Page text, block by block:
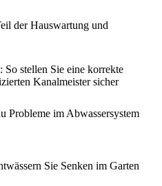
der Hauswartung und
stellen Sie eine korrekte
Kanalmeister sicher
Probleme im Abwassersystem
Sie Senken im Garten